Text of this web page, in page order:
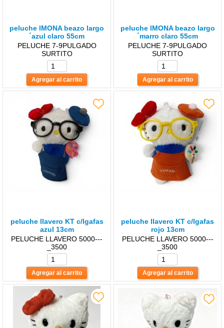
peluche lMONA beazo largo
´azul claro 55cm
PELUCHE 7-9PULGADO
SURTITO
peluche lMONA beazo largo
´marro claro 55cm
PELUCHE 7-9PULGADO
SURTITO
peluche llavero KT c/lgafas
azul 13cm
PELUCHE LLAVERO 5000---
_3500
peluche llavero KT c/lgafas
rojo 13cm
PELUCHE LLAVERO 5000---
_3500